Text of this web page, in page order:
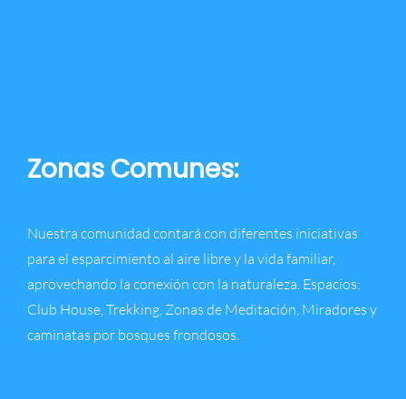
Zonas Comunes:
Nuestra comunidad contará con diferentes iniciativas
para el esparcimiento al aire libre y la vida familiar,
aprovechando la conexión con la naturaleza. Espacios:
Club House, Trekking, Zonas de Meditación, Miradores y
caminatas por bosques frondosos.